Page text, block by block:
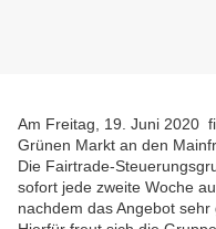
Am Freitag, 19. Juni 2020
Grünen Markt an den
Die Fairtrade-
sofort jede zweite Woche
nachdem das Angebot sehr